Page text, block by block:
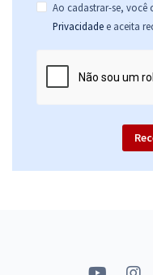
Ao cadastrar-se, você
Privacidade e aceita